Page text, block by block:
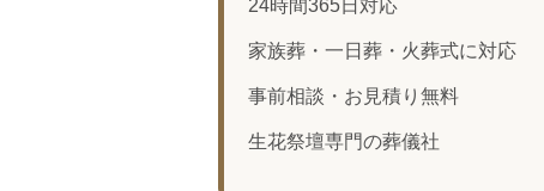
24時間365日対応
家族葬・一日葬・火葬式に対応
事前相談・お見積り無料
生花祭壇専門の葬儀社